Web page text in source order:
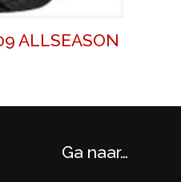
ALLSEASON
Ga naar…